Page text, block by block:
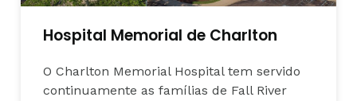
Hospital Memorial de Charlton
O Charlton Memorial Hospital tem servido
continuamente as famílias de Fall River